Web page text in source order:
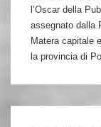
l’Oscar della
assegnato dalla
Matera capitale
la provincia di